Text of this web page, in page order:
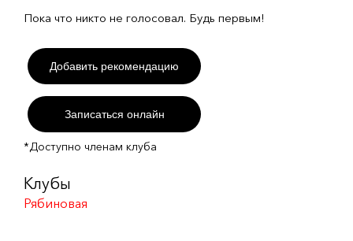
Пока что никто не голосовал. Будь первым!
Добавить рекомендацию
Записаться онлайн
*Доступно членам клуба
Клубы
Рябиновая